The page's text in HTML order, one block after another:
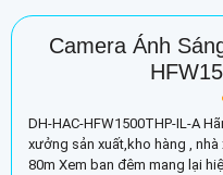
Camera Ánh
DH-HAC-HFW1500THP-IL-A
xưởng sản xuất,kho hàng ,
80m Xem ban đêm mang lại